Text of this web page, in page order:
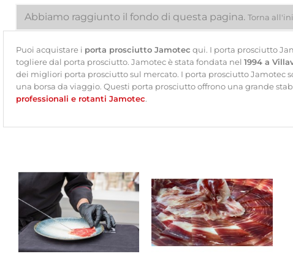
Abbiamo raggiunto il fondo di questa pagina. Torna
Puoi acquistare i porta prosciutto Jamotec qui. I porta prosciutto
togliere dal porta prosciutto. Jamotec è stata fondata nel 1994 a
dei migliori porta prosciutto sul mercato. I porta prosciutto Jamotec
una borsa da viaggio. Questi porta prosciutto offrono una grande
professionali e rotanti Jamotec.